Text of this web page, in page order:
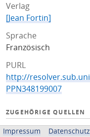
Verlag
[Jean Fortin]
Sprache
Französisch
PURL
http://
PPN348199007
ZUGEHÖRIGE QUELLEN
OPAC
Impressum Datenschutz